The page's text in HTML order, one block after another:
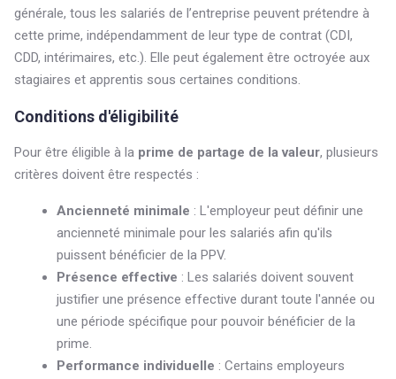
générale, tous les salariés de l’entreprise peuvent prétendre à
cette prime, indépendamment de leur type de contrat (CDI,
CDD, intérimaires, etc.). Elle peut également être octroyée aux
stagiaires et apprentis sous certaines conditions.
Conditions d'éligibilité
Pour être éligible à la prime de partage de la valeur, plusieurs
critères doivent être respectés :
Ancienneté minimale : L'employeur peut définir une
ancienneté minimale pour les salariés afin qu'ils
puissent bénéficier de la PPV.
Présence effective : Les salariés doivent souvent
justifier une présence effective durant toute l'année ou
une période spécifique pour pouvoir bénéficier de la
prime.
Performance individuelle : Certains employeurs